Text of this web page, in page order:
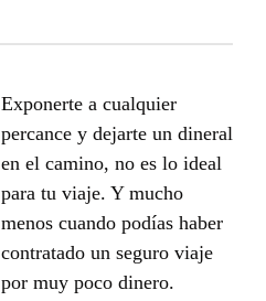
Exponerte a cualquier
percance y dejarte un dineral
en el camino, no es lo ideal
para tu viaje. Y mucho
menos cuando podías haber
contratado un seguro viaje
por muy poco dinero.